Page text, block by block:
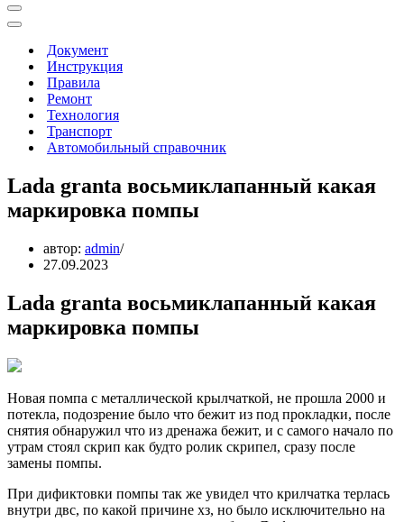
Меню
навигации
Меню
навигацииДокумент
Инструкция
Правила
Ремонт
Технология
Транспорт
Автомобильный справочник
Lada granta восьмиклапанный какая
маркировка помпы
автор: admin
27.09.2023
Lada granta восьмиклапанный какая
маркировка помпы
Новая помпа с металлической крылчаткой, не прошла 2000 и
потекла, подозрение было что бежит из под прокладки, после
снятия обнаружил что из дренажа бежит, и с самого начало по
утрам стоял скрип как будто ролик скрипел, сразу после
замены помпы.
При дификтовки помпы так же увидел что крилчатка терлась
внутри двс, по какой причине хз, но было исключительно на